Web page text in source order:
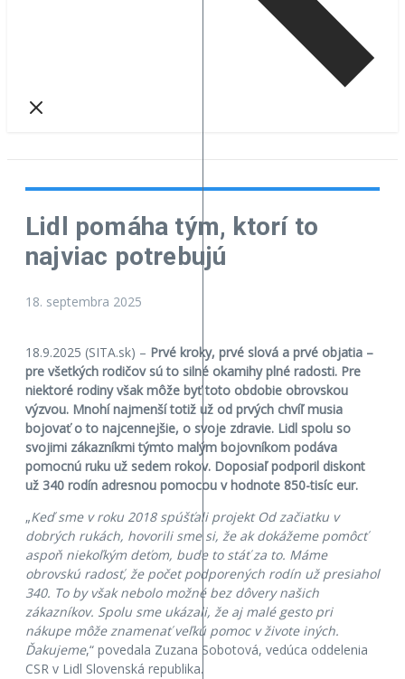
Lidl pomáha tým, ktorí to
najviac potrebujú
18. septembra 2025
18.9.2025 (SITA.sk) – Prvé kroky, prvé slová a prvé objatia –
pre všetkých rodičov sú to silné okamihy plné radosti. Pre
niektoré rodiny však môže byť toto obdobie obrovskou
výzvou. Mnohí najmenší totiž už od prvých chvíľ musia
bojovať o to najcennejšie, o svoje zdravie. Lidl spolu so
svojimi zákazníkmi týmto malým bojovníkom podáva
pomocnú ruku už sedem rokov. Doposiaľ podporil diskont
už 340 rodín adresnou pomocou v hodnote 850-tisíc eur.
„Keď sme v roku 2018 spúšťali projekt Od začiatku v
dobrých rukách, hovorili sme si, že ak dokážeme pomôcť
aspoň niekoľkým deťom, bude to stáť za to. Máme
obrovskú radosť, že počet podporených rodín už presiahol
340. To by však nebolo možné bez dôvery našich
zákazníkov. Spolu sme ukázali, že aj malé gesto pri
nákupe môže znamenať veľkú pomoc v živote iných.
Ďakujeme,“ povedala Zuzana Sobotová, vedúca oddelenia
CSR v Lidl Slovenská republika.